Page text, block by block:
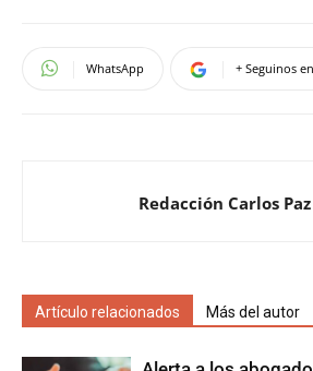
WhatsApp + Seguinos
Redacción Carlos
Artículo relacionados Más del autor